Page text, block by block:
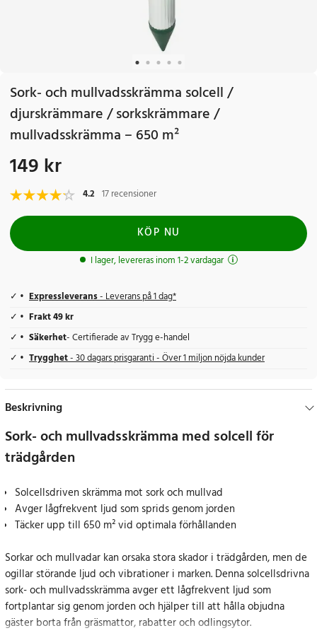
Sork- och mullvadsskrämma solcell /
djurskrämmare / sorkskrämmare /
mullvadsskrämma – 650 m²
Pris:149 kr
149 kr
4.2 17 recensioner
KÖP NU
I lager, levereras inom 1-2 vardagar
Expressleverans- Leverans på 1 dag*
Frakt 49 kr
Säkerhet- Certifierade av Trygg e-handel
Trygghet- 30 dagars prisgaranti - Över 1 miljon nöjda kunder
Beskrivning
Sork- och mullvadsskrämma med solcell för
trädgården
Solcellsdriven skrämma mot sork och mullvad
Avger lågfrekvent ljud som sprids genom jorden
Täcker upp till 650 m² vid optimala förhållanden
Sorkar och mullvadar kan orsaka stora skador i trädgården, men de
ogillar störande ljud och vibrationer i marken. Denna solcellsdrivna
sork- och mullvadsskrämma avger ett lågfrekvent ljud som
fortplantar sig genom jorden och hjälper till att hålla objudna
gäster borta från gräsmattor, rabatter och odlingsytor.